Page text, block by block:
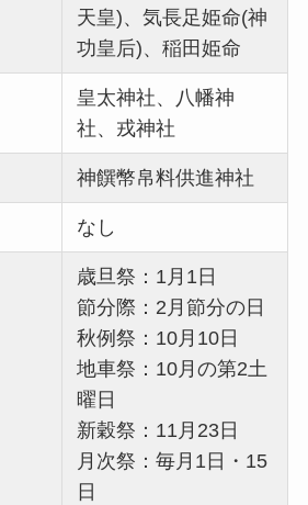
天皇)、気長足姫命(神
功皇后)、稲田姫命
皇太神社、八幡神
社、戎神社
神饌幣帛料供進神社
なし
歳旦祭：1月1日
節分際：2月節分の日
秋例祭：10月10日
地車祭：10月の第2土
曜日
新穀祭：11月23日
月次祭：毎月1日・15
日